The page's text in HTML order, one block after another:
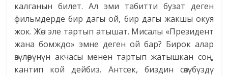
калганын билет. Ал эми табитти бузат деген
фильмдерде бир дагы ой, бир дагы жакшы окуя
жок. Жөн эле тартып атышат. Мисалы «Президент
жана бомждо» эмне деген ой бар? Бирок алар
өзүлөрүнүн акчасы менен тартып жатышкан соң,
кантип кой дейбиз. Антсек, биздин сөзүбүздү